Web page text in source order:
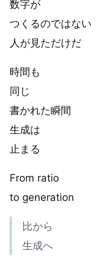
数字が
つくるのではない
人が見ただけだ
時間も
同じ
書かれた瞬間
生成は
止まる
From ratio
to generation
比から
生成へ